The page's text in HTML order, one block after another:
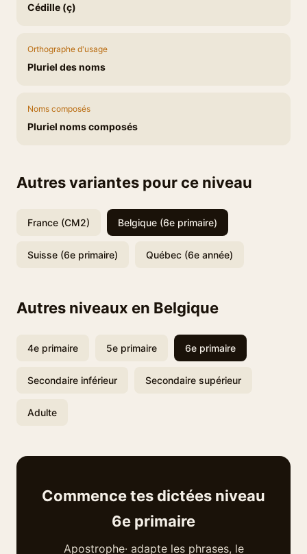
Cédille (ç)
Orthographe d'usage
Pluriel des noms
Noms composés
Pluriel noms composés
Autres variantes pour ce niveau
France (CM2) Belgique (6e primaire)
Suisse (6e primaire) Québec (6e année)
Autres niveaux en Belgique
4e primaire 5e primaire 6e primaire
Secondaire inférieur Secondaire supérieur
Adulte
Commence tes dictées niveau
6e primaire
Apostrophe· adapte les phrases, le